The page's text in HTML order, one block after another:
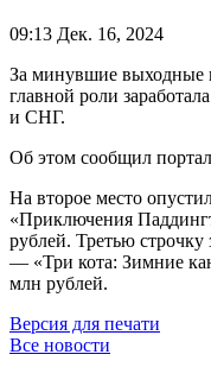
09:13 Дек. 16, 2024
За минувшие выходные
главной роли
и СНГ.
Об этом сообщил
На второе место
«Приключения
рублей. Третью строчку
— «Три кота: Зимние
млн рублей.
Версия для печати
Все новости